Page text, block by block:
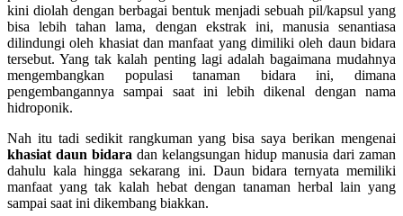
kini diolah dengan berbagai bentuk menjadi sebuah pil/kapsul yang
bisa lebih tahan lama, dengan ekstrak ini, manusia senantiasa
dilindungi oleh khasiat dan manfaat yang dimiliki oleh daun bidara
tersebut. Yang tak kalah penting lagi adalah bagaimana mudahnya
mengembangkan populasi tanaman bidara ini, dimana
pengembangannya sampai saat ini lebih dikenal dengan nama
hidroponik.
Nah itu tadi sedikit rangkuman yang bisa saya berikan mengenai
khasiat daun bidara dan kelangsungan hidup manusia dari zaman
dahulu kala hingga sekarang ini. Daun bidara ternyata memiliki
manfaat yang tak kalah hebat dengan tanaman herbal lain yang
sampai saat ini dikembang biakkan.